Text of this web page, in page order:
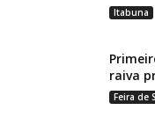
Itabuna
raiva
Feira de